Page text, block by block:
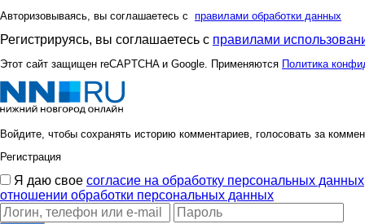
Авторизовываясь, вы соглашаетесь с правилами обработки данных
Регистрируясь, вы соглашаетесь с правилами
Этот сайт защищен reCAPTCHA и Google. Применяются Политика
Войдите, чтобы сохранять историю комментариев, голосовать за
Регистрация
Я даю свое согласие на обработку персональных данных
отношении обработки персональных данных